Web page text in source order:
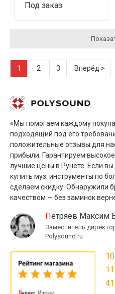
Под заказ
1 2 3 Вперёд >
«Мы помогаем каждому
подходящий под его
положительные отзывы для
прибыли. Гарантируем
лучшие цены в Рунете. Если
купить муз. инструменты по
сделаем скидку. Обнаружили
качеством — без заминок
Петряев Максим
Заместитель
Polysound.ru
10